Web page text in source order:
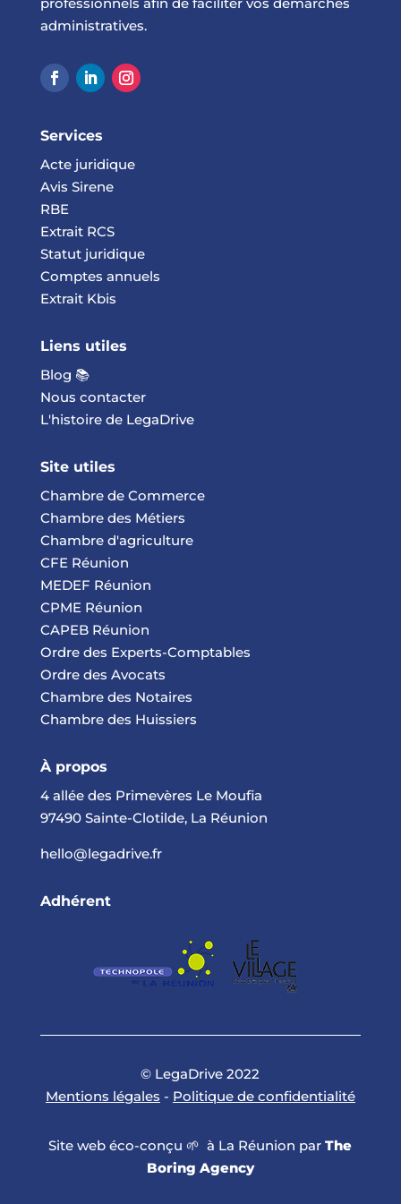
professionnels afin de faciliter vos démarches
administratives.
Services
Acte juridique
Avis Sirene
RBE
Extrait RCS
Statut juridique
Comptes annuels
Extrait Kbis
Liens utiles
Blog 📚
Nous contacter
L'histoire de LegaDrive
Site utiles
Chambre de Commerce
Chambre des Métiers
Chambre d'agriculture
CFE Réunion
MEDEF Réunion
CPME Réunion
CAPEB Réunion
Ordre des Experts-Comptables
Ordre des Avocats
Chambre des Notaires
Chambre des Huissiers
À propos
4 allée des Primevères Le Moufia
97490 Sainte-Clotilde, La Réunion
hello@legadrive.fr
Adhérent
© LegaDrive 2022
Mentions légales - Politique de confidentialité
Site web éco-conçu 🌱 à La Réunion parThe
Boring Agency